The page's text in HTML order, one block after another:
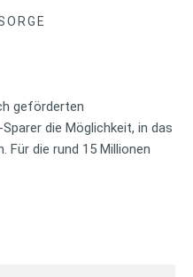
geförderten
die Möglichkeit, in das
Für die rund 15 Millionen